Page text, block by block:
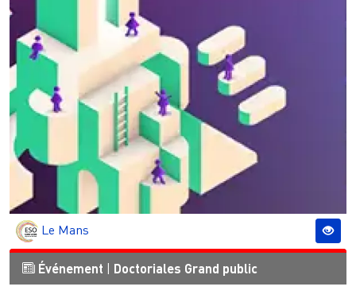
Le Mans
Événement | Doctoriales Grand public